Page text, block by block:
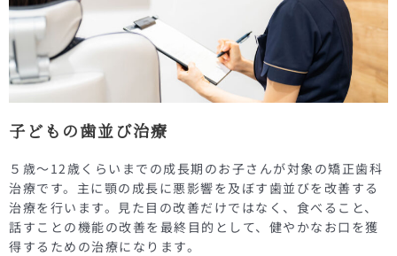
子どもの歯並び治療
５歳〜12歳くらいまでの成長期のお子さんが対象の矯正歯科
治療です。主に顎の成長に悪影響を及ぼす歯並びを改善する
治療を行います。見た目の改善だけではなく、食べること、
話すことの機能の改善を最終目的として、健やかなお口を獲
得するための治療になります。